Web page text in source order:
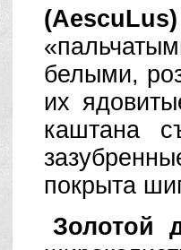
(AescuLus)
белыми,
их
каштана
покрыта
Золотой